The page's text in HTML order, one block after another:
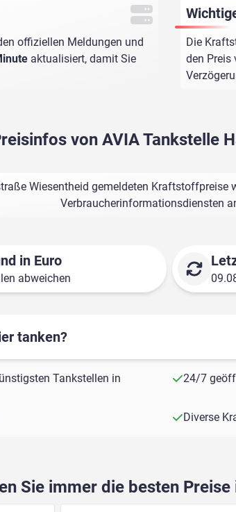
offiziellen Meldungen und
aktualisiert, damit Sie
Die
den Preis
von AVIA Tankstelle
Wiesentheid gemeldeten Kraftstoffpreise
Verbraucherinformationsdiensten
in Euro
abweichen
tanken?
Tankstellen in
24/7
Diverse
Sie immer die besten Preise